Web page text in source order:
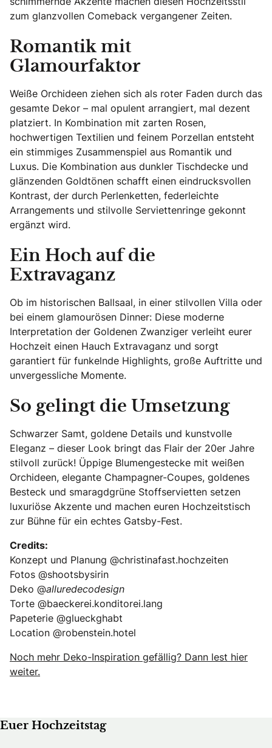
zum glanzvollen Comeback vergangener Zeiten.
Romantik mit
Glamourfaktor
Weiße Orchideen ziehen sich als roter Faden durch das
gesamte Dekor – mal opulent arrangiert, mal dezent
platziert. In Kombination mit zarten Rosen,
hochwertigen Textilien und feinem Porzellan entsteht
ein stimmiges Zusammenspiel aus Romantik und
Luxus. Die Kombination aus dunkler Tischdecke und
glänzenden Goldtönen schafft einen eindrucksvollen
Kontrast, der durch Perlenketten, federleichte
Arrangements und stilvolle Serviettenringe gekonnt
ergänzt wird.
Ein Hoch auf die
Extravaganz
Ob im historischen Ballsaal, in einer stilvollen Villa oder
bei einem glamourösen Dinner: Diese moderne
Interpretation der Goldenen Zwanziger verleiht eurer
Hochzeit einen Hauch Extravaganz und sorgt
garantiert für funkelnde Highlights, große Auftritte und
unvergessliche Momente.
So gelingt die Umsetzung
Schwarzer Samt, goldene Details und kunstvolle
Eleganz – dieser Look bringt das Flair der 20er Jahre
stilvoll zurück! Üppige Blumengestecke mit weißen
Orchideen, elegante Champagner-Coupes, goldenes
Besteck und smaragdgrüne Stoffservietten setzen
luxuriöse Akzente und machen euren Hochzeitstisch
zur Bühne für ein echtes Gatsby-Fest.
Credits:
Konzept und Planung @christinafast.hochzeiten
Fotos @shootsbysirin
Deko @alluredecodesign
Torte @baeckerei.konditorei.lang
Papeterie @glueckghabt
Location @robenstein.hotel
Noch mehr Deko-Inspiration gefällig? Dann lest hier
weiter.
Euer Hochzeitstag